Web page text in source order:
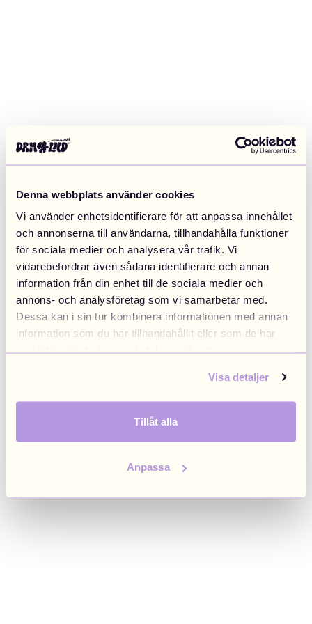
Denna webbplats använder cookies
Vi använder enhetsidentifierare för att anpassa innehållet
och annonserna till användarna, tillhandahålla funktioner
för sociala medier och analysera vår trafik. Vi
vidarebefordrar även sådana identifierare och annan
information från din enhet till de sociala medier och
annons- och analysföretag som vi samarbetar med.
Dessa kan i sin tur kombinera informationen med annan
information som du har tillhandahållit eller som de har
samlat in när du har använt deras tjänster.
Visa detaljer
Tillåt alla
Anpassa
Application error: a client-side exception has occurred (see the
browser console for more information).